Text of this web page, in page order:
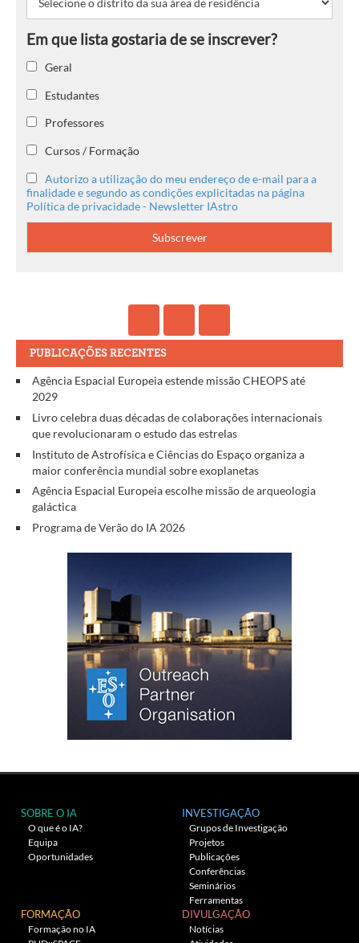
Geral
Estudantes
Professores
Cursos / Formação
Autorizo a utilização do meu endereço de e-mail para a
finalidade e segundo as condições explicitadas na página
Política de privacidade - Newsletter IAstro
PUBLICAÇÕES RECENTES
Agência Espacial Europeia estende missão CHEOPS até
2029
Livro celebra duas décadas de colaborações internacionais
que revolucionaram o estudo das estrelas
Instituto de Astrofísica e Ciências do Espaço organiza a
maior conferência mundial sobre exoplanetas
Agência Espacial Europeia escolhe missão de arqueologia
galáctica
Programa de Verão do IA 2026
SOBRE O IA
O que é o IA?
Equipa
Oportunidades
INVESTIGAÇÃO
Grupos de Investigação
Projetos
Publicações
Conferências
Seminários
Ferramentas
FORMAÇÃO
Formação no IA
DIVULGAÇÃO
Notícias